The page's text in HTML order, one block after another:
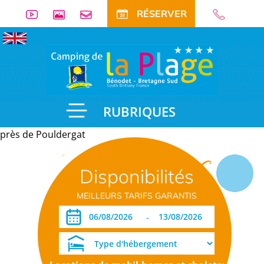
RÉSERVER
RUBRIQUES
Disponibilités
MEILLEURS TARIFS GARANTIS
-
près de Pouldergat
Informations
pratiques